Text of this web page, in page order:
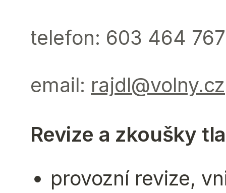
telefon: ‭603 464 767‬
email: rajdl@volny.cz
Revize a zkoušky
provozní revize,